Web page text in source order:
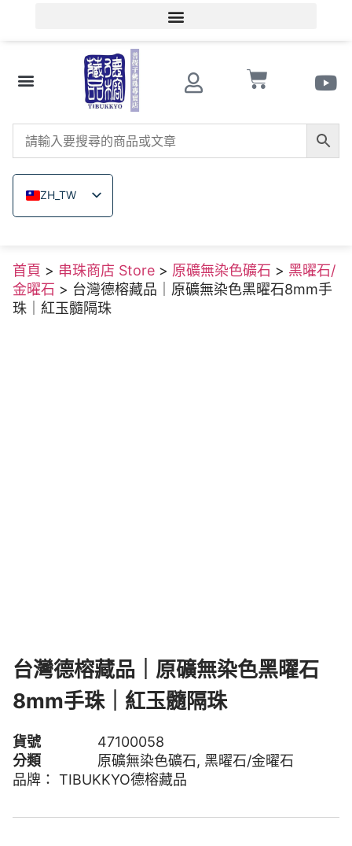
ZH_TW
EN
TH
VI
首頁 > 串珠商店 Store > 原礦無染色礦石 > 黑曜石/
金曜石 > 台灣德榕藏品｜原礦無染色黑曜石8mm手
珠｜紅玉髓隔珠
台灣德榕藏品｜原礦無染色黑曜石
8mm手珠｜紅玉髓隔珠
貨號
47100058
分類
原礦無染色礦石, 黑曜石/金曜石
品牌： TIBUKKYO德榕藏品